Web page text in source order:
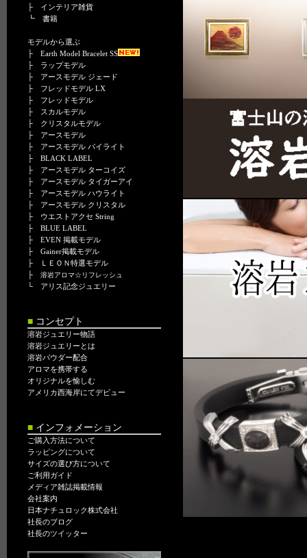
├ インテリア雑貨
┗ 書籍
モデルから選ぶ
├ Earth Model Bracelet SS
├ ラップモデル
├ アースモデル ジェード
├ フレッドモデル LX
├ フレッドモデル
├ スカルモデル
├ クリスタルモデル
├ アースモデル
├ アースモデル パイライト
├ BLACK LABEL
├ アースモデル ターコイズ
├ アースモデル タイガーアイ
├ アースモデル ハウライト
├ アースモデル クリスタル
├ ウエストアクセ String
├ BLUE LABEL
├ EVEN 掲載モデル
├ Gainer掲載モデル
├
ＬＥＯＮ特選モデル
├ 溶岩アロマ☆リフレッシュ
└ アリス記念ジュエリー
■ コンセプト
溶岩ジュエリー物語
溶岩ジュエリーとは
溶岩パウダー配合
アロマを携帯する
オリジナルを愉しむ
アメリカ西海岸にてデビュー
■ インフォメーション
ご購入方法について
ラッピングについて
サイズの選び方について
ご利用ガイド
メディア雑誌掲載情報
会社案内
日本ナチュロック株式会社
社長のブログ
社長のツイッター